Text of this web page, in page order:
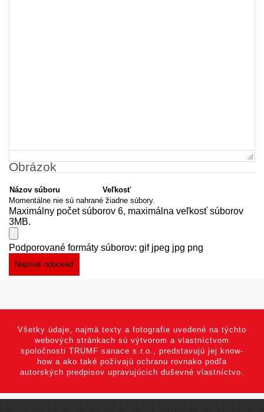
Obrázok
Názov súboru
Veľkosť
Momentálne nie sú nahrané žiadne súbory.
Maximálny počet súborov 6, maximálna veľkosť súborov
3MB.
Podporované formáty súborov: gif jpeg jpg png
Všetky údaje, najmä texty a fotografie uvedené na týchto
webových stránkach sú výtvorom a vlastníctvom
spoločnosti TRUMF sanace s.r.o., predstavujú jej know-
how a ako také požívajú ochranu rovnako podľa
autorských predpisov upravujúcich duševné vlastníctvo.